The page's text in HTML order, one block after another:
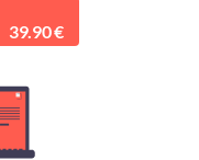
39.90 €